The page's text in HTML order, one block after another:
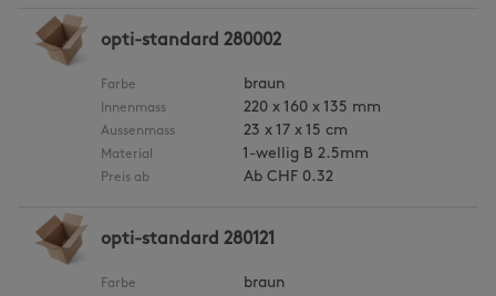
opti-standard 280002
Farbe braun
Innenmass 220 x 160 x 135 mm
Aussenmass 23 x 17 x 15 cm
Material 1-wellig B 2.5mm
Preis ab Ab CHF 0.32
opti-standard 280121
Farbe braun